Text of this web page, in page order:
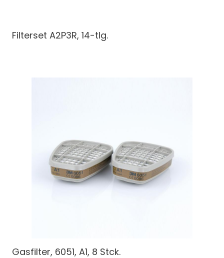
Filterset A2P3R, 14-tlg.
Gasfilter, 6051, A1, 8 Stck.